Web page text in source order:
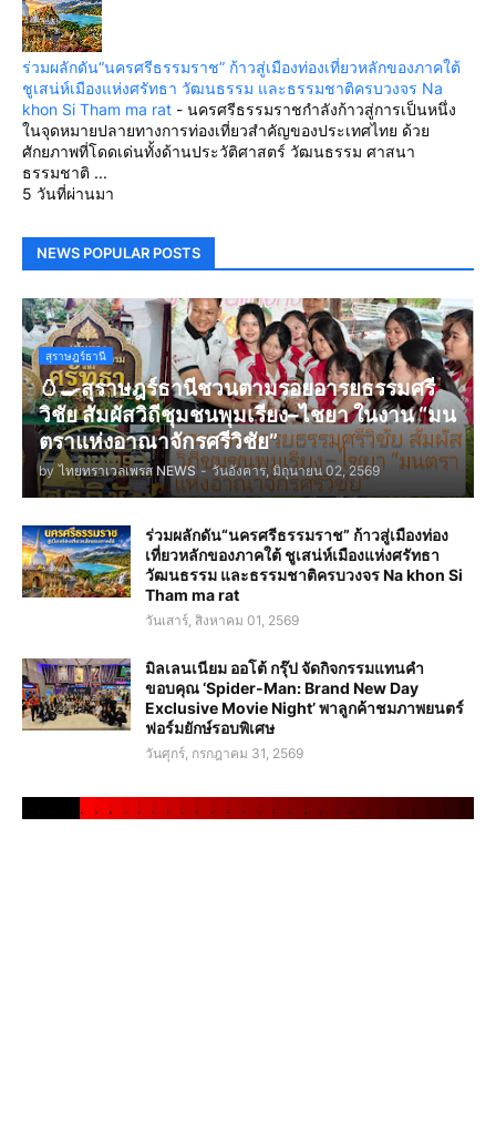
ร่วมผลักดัน“นครศรีธรรมราช” ก้าวสู่เมืองท่องเที่ยวหลักของภาคใต้
ชูเสน่ห์เมืองแห่งศรัทธา วัฒนธรรม และธรรมชาติครบวงจร Na
khon Si Tham ma rat - นครศรีธรรมราชกำลังก้าวสู่การเป็นหนึ่ง
ในจุดหมายปลายทางการท่องเที่ยวสำคัญของประเทศไทย ด้วย
ศักยภาพที่โดดเด่นทั้งด้านประวัติศาสตร์ วัฒนธรรม ศาสนา
ธรรมชาติ ...
5 วันที่ผ่านมา
NEWS POPULAR POSTS
สุราษฎร์ธานี
🥚🍳สุราษฎร์ธานีชวนตามรอยอารยธรรมศรี
วิชัย สัมผัสวิถีชุมชนพุมเรียง–ไชยา ในงาน “มน
ตราแห่งอาณาจักรศรีวิชัย”
by ไทยทราเวลเพรส NEWS - วันอังคาร, มิถุนายน 02, 2569
ร่วมผลักดัน“นครศรีธรรมราช” ก้าวสู่เมืองท่อง
เที่ยวหลักของภาคใต้ ชูเสน่ห์เมืองแห่งศรัทธา
วัฒนธรรม และธรรมชาติครบวงจร Na khon Si
Tham ma rat
วันเสาร์, สิงหาคม 01, 2569
มิลเลนเนียม ออโต้ กรุ๊ป จัดกิจกรรมแทนคำ
ขอบคุณ ‘Spider-Man: Brand New Day
Exclusive Movie Night’ พาลูกค้าชมภาพยนตร์
ฟอร์มยักษ์รอบพิเศษ
วันศุกร์, กรกฎาคม 31, 2569
. . . . . . . . . . . . . . . . . . . . . . . .